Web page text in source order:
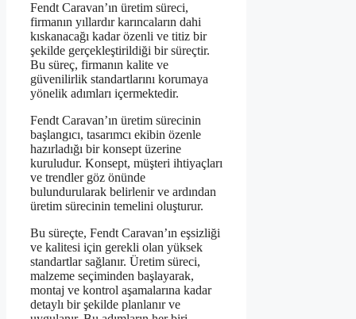
Fendt Caravan’ın üretim süreci,
firmanın yıllardır karıncaların dahi
kıskanacağı kadar özenli ve titiz bir
şekilde gerçekleştirildiği bir süreçtir.
Bu süreç, firmanın kalite ve
güvenilirlik standartlarını korumaya
yönelik adımları içermektedir.
Fendt Caravan’ın üretim sürecinin
başlangıcı, tasarımcı ekibin özenle
hazırladığı bir konsept üzerine
kuruludur. Konsept, müşteri ihtiyaçları
ve trendler göz önünde
bulundurularak belirlenir ve ardından
üretim sürecinin temelini oluşturur.
Bu süreçte, Fendt Caravan’ın eşsizliği
ve kalitesi için gerekli olan yüksek
standartlar sağlanır. Üretim süreci,
malzeme seçiminden başlayarak,
montaj ve kontrol aşamalarına kadar
detaylı bir şekilde planlanır ve